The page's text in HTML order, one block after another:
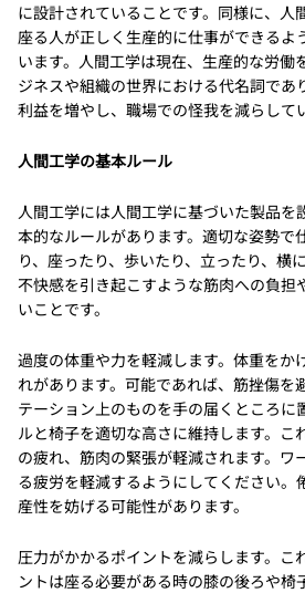
に設計されていることです。同様に、人
座る人が正しく生産的に仕事ができるよ
います。人間工学は現在、生産的な労働
ジネスや組織の世界における代名詞であ
利益を増やし、職場での怪我を減らして
人間工学の基本ルール
人間工学には人間工学に基づいた製品を
本的なルールがあります。適切な姿勢で
り、座ったり、歩いたり、立ったり、横
不快感を引き起こすような筋肉への負担
いことです。
過度の体重や力を軽減します。体重をか
れがあります。可能であれば、筋挫傷を
テーション上のものを手の届くところに
ルと椅子を適切な高さに維持します。こ
の疲れ、筋肉の緊張が軽減されます。ワ
る疲労を軽減するようにしてください。
産性を妨げる可能性があります。
圧力がかかるポイントを減らします。こ
ントは座る必要がある時の膝の後ろや椅